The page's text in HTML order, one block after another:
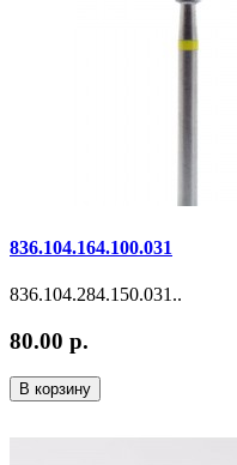
836.104.164.100.031
836.104.284.150.031..
80.00 р.
В корзину